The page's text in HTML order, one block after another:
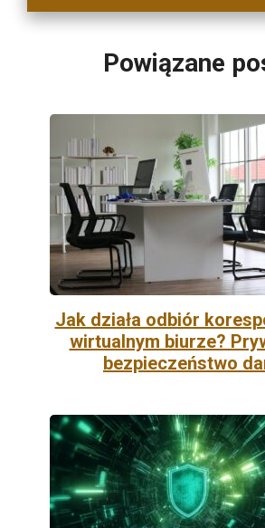
Powiązane
Jak działa odbiór
wirtualnym biurze?
bezpieczeństwo